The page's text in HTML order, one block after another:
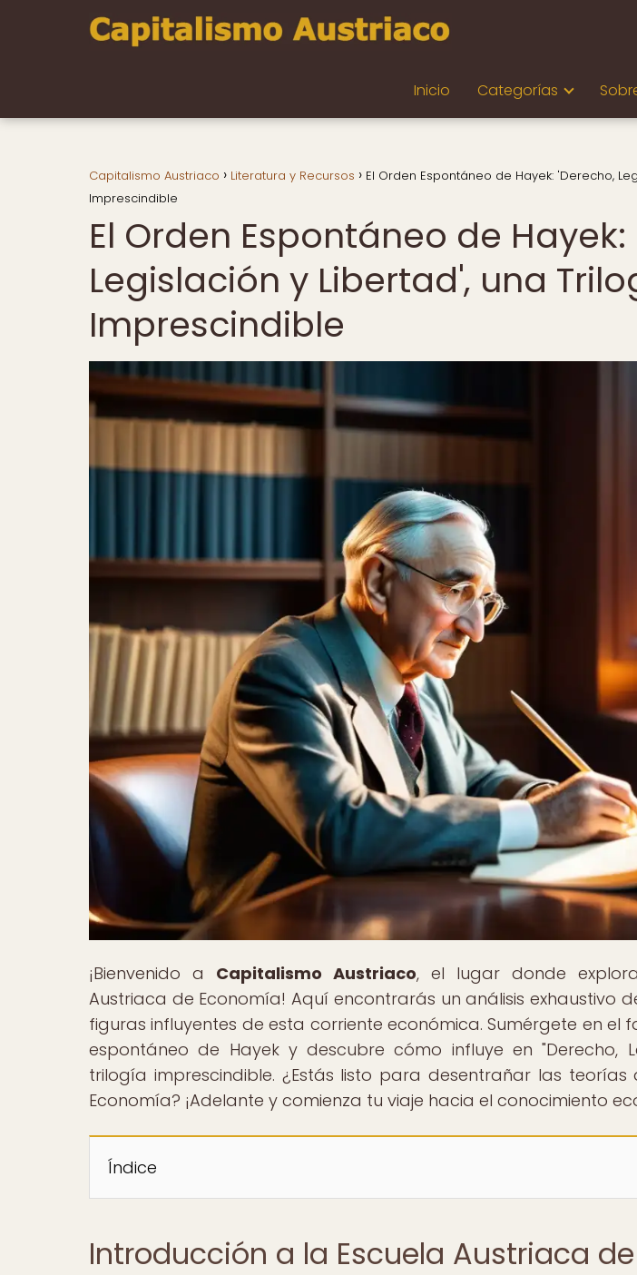
Inicio Categorías
Capitalismo Austriaco Literatura y Recursos
El Orden Espontáneo de Hayek: 'Derecho,
Imprescindible
El Orden Espontáneo de
Legislación y Libertad', una
Imprescindible
¡Bienvenido a Capitalismo Austriaco, el lugar donde
Austriaca de Economía! Aquí encontrarás un análisis exhaustivo
figuras influyentes de esta corriente económica. Sumérgete en el
espontáneo de Hayek y descubre cómo influye en "Derecho,
trilogía imprescindible. ¿Estás listo para desentrañar las
Economía? ¡Adelante y comienza tu viaje hacia el conocimiento
Índice
Introducción a la Escuela Austriaca